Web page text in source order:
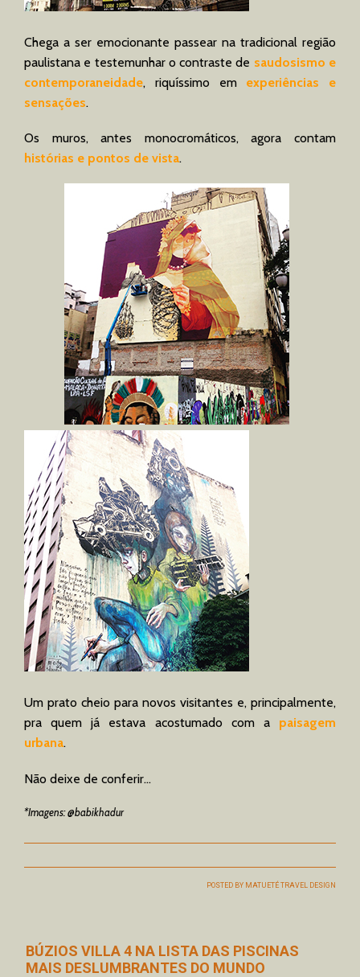
Chega a ser emocionante passear na tradicional região
paulistana e testemunhar o contraste de saudosismo e
contemporaneidade, riquíssimo em experiências e
sensações.
Os muros, antes monocromáticos, agora contam
histórias e pontos de vista.
Um prato cheio para novos visitantes e, principalmente,
pra quem já estava acostumado com a paisagem
urbana.
Não deixe de conferir…
*Imagens: @babikhadur
POSTED BY MATUETÉ TRAVEL DESIGN
BÚZIOS VILLA 4 NA LISTA DAS PISCINAS
MAIS DESLUMBRANTES DO MUNDO